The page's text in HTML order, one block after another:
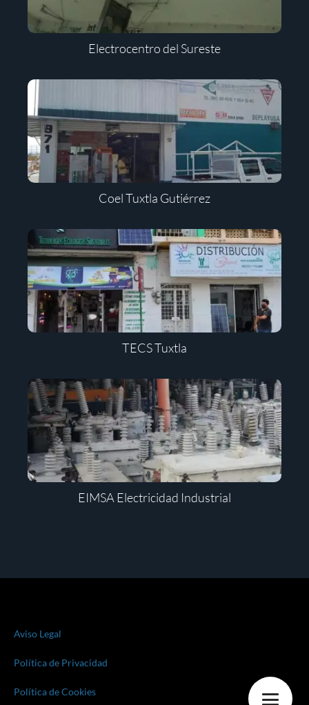
Electrocentro del Sureste
Coel Tuxtla Gutiérrez
TECS Tuxtla
EIMSA Electricidad Industrial
Aviso Legal
Política de Privacidad
Política de Cookies